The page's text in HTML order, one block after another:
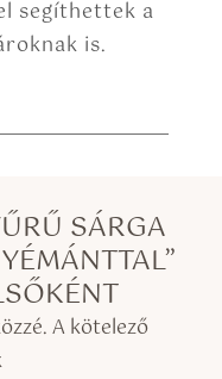
segíthettek a
is.
SÁRGA
A kötelező